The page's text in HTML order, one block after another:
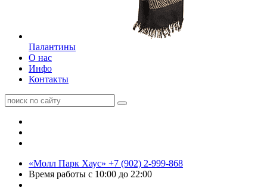
Палантины
О нас
Инфо
Контакты
«Молл Парк Хаус» +7 (902) 2-999-868
Время работы с 10:00 до 22:00